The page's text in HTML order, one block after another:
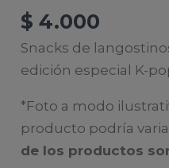
$ 4.000
Snacks de
edición especial K-
*Foto a modo
producto podría
de los productos